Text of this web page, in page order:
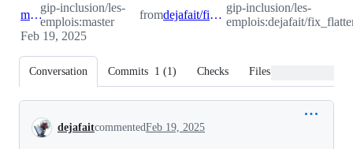
master
gip-inclusion/les-
emplois:master
from dejafait/fix_flattened_criteria_list
gip-inclusion/les-
emplois:dejafait/
Feb 19, 2025
Conversation Commits 1 (1) Checks Files changed
Conversation
dejafaitcommentedFeb 19, 2025